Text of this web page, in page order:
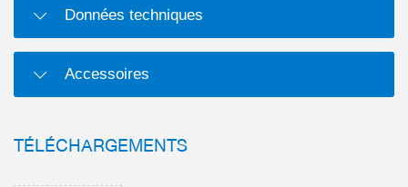
Données techniques
Accessoires
TÉLÉCHARGEMENTS